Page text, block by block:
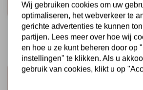
Snel toevoegen
Wij gebruiken cookies om uw
optimaliseren, het webverkeer te
gerichte advertenties te kunnen
partijen. Lees meer over hoe wij
en hoe u ze kunt beheren door op
instellingen" te klikken. Als u
gebruik van cookies, klikt u op